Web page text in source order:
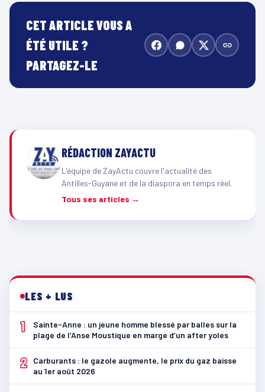
CET ARTICLE VOUS A
ÉTÉ UTILE ?
PARTAGEZ-LE
RÉDACTION ZAYACTU
L'équipe de ZayActu couvre l'actualité des
Antilles-Guyane et de la diaspora en temps réel.
Tous ses articles →
LES + LUS
1
Sainte-Anne : un jeune homme blessé par balles sur la
plage de l’Anse Moustique en marge d’un after yoles
2
Carburants : le gazole augmente, le prix du gaz baisse
au 1er août 2026